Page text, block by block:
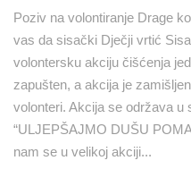
Poziv na volontiranje Drage
vas da sisački Dječji vrtić
volontersku akciju čišćenja
zapušten, a akcija je
volonteri. Akcija se održava u
“ULJEPŠAJMO DUŠU
nam se u velikoj akciji...